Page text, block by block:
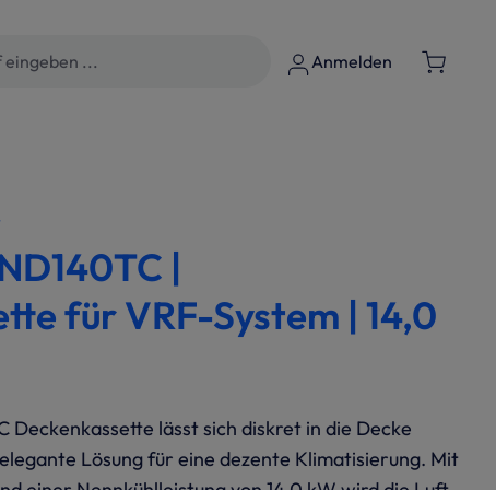
Anmelden
|
für VRF-System | 14,0
Deckenkassette lässt sich diskret in die Decke
Lösung für eine dezente Klimatisierung. Mit